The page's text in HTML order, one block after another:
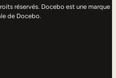
réservés. Docebo est une marque
de Docebo.